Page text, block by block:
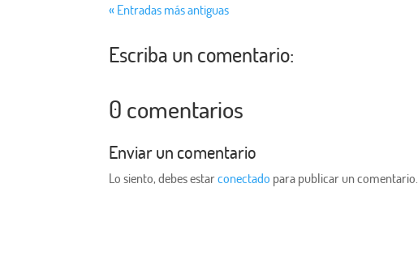
« Entradas más antiguas
Escriba un comentario:
0 comentarios
Enviar un comentario
Lo siento, debes estarconectado para publicar un comentario.